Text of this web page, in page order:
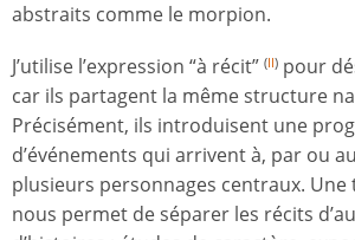
abstraits comme le morpion.
J’utilise l’expression “à récit” (II) pour
car ils partagent la même structure
Précisément, ils introduisent une
d’événements qui arrivent à, par ou
plusieurs personnages centraux.
nous permet de séparer les récits